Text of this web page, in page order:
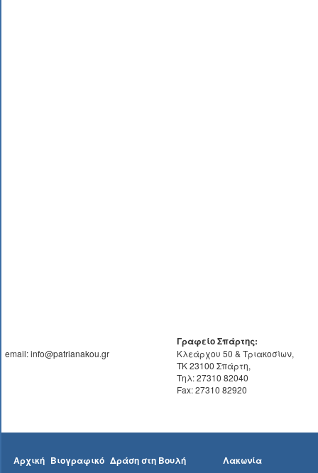
email: info@patrianakou.gr
Γραφείο Σπάρτης:
Κλεάρχου 50 & Τριακοσίων,
ΤΚ 23100 Σπάρτη,
Τηλ: 27310 82040
Fax: 27310 82920
Αρχική Βιογραφικό Δράση στη Βουλή Λακωνία